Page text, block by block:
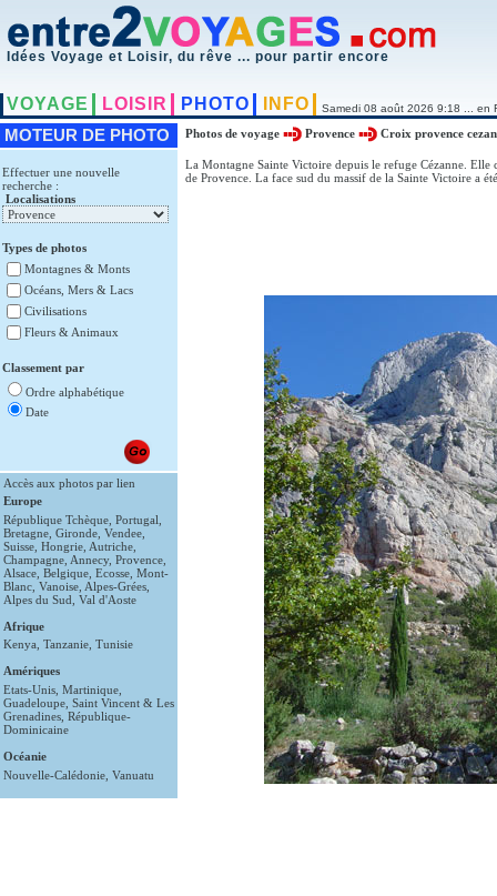
Idées Voyage et Loisir, du rêve ... pour partir encore
VOYAGE LOISIR PHOTO INFO Samedi 08 août 2026 9:18 ... en
MOTEUR DE PHOTO
Effectuer une nouvelle
recherche :
Localisations
Types de photos
Montagnes & Monts
Océans, Mers & Lacs
Civilisations
Fleurs & Animaux
Classement par
Ordre alphabétique
Date
Accès aux photos par lien
Europe
République Tchèque Portugal
Bretagne Gironde Vendee
Suisse Hongrie Autriche
Champagne Annecy, Provence
Alsace Belgique Ecosse Mont-
Blanc Vanoise Alpes-Grées
Alpes du Sud Val d'Aoste
Afrique
Kenya Tanzanie Tunisie
Amériques
Etats-Unis Martinique
Guadeloupe Saint Vincent & Les
Grenadines République-
Dominicaine
Océanie
Nouvelle-Calédonie Vanuatu
Photos de voyage Provence Croix provence
La Montagne Sainte Victoire depuis le refuge Cézanne.
de Provence. La face sud du massif de la Sainte Victoire a